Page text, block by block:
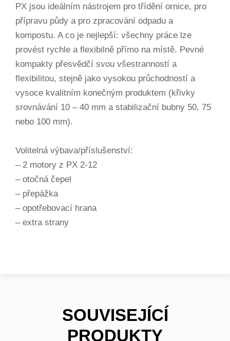
PX jsou ideálním nástrojem pro třídění ornice, pro
přípravu půdy a pro zpracování odpadu a
kompostu. A co je nejlepší: všechny práce lze
provést rychle a flexibilně přímo na místě. Pevné
kompakty přesvědčí svou všestranností a
flexibilitou, stejně jako vysokou průchodností a
vysoce kvalitním konečným produktem (křivky
srovnávání 10 – 40 mm a stabilizační bubny 50, 75
nebo 100 mm).
Volitelná výbava/příslušenství:
– 2 motory z PX 2-12
– otočná čepel
– přepážka
– opotřebovací hrana
– extra strany
SOUVISEJÍCÍ
PRODUKTY